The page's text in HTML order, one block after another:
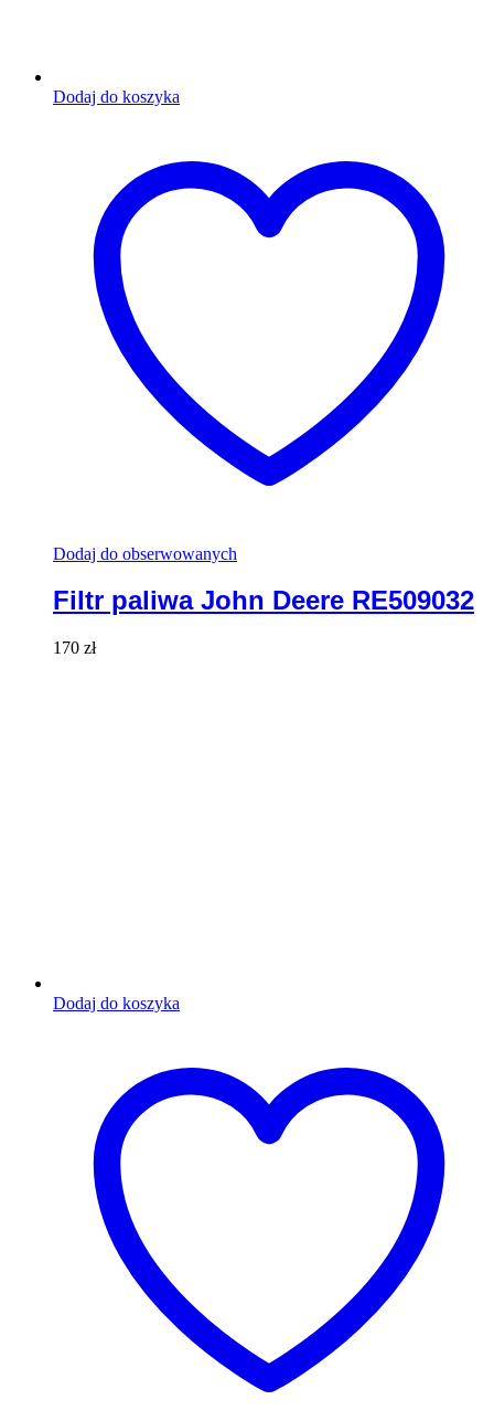
Dodaj do koszyka
Dodaj do obserwowanych
Filtr paliwa John Deere RE509032
170 zł
Dodaj do koszyka